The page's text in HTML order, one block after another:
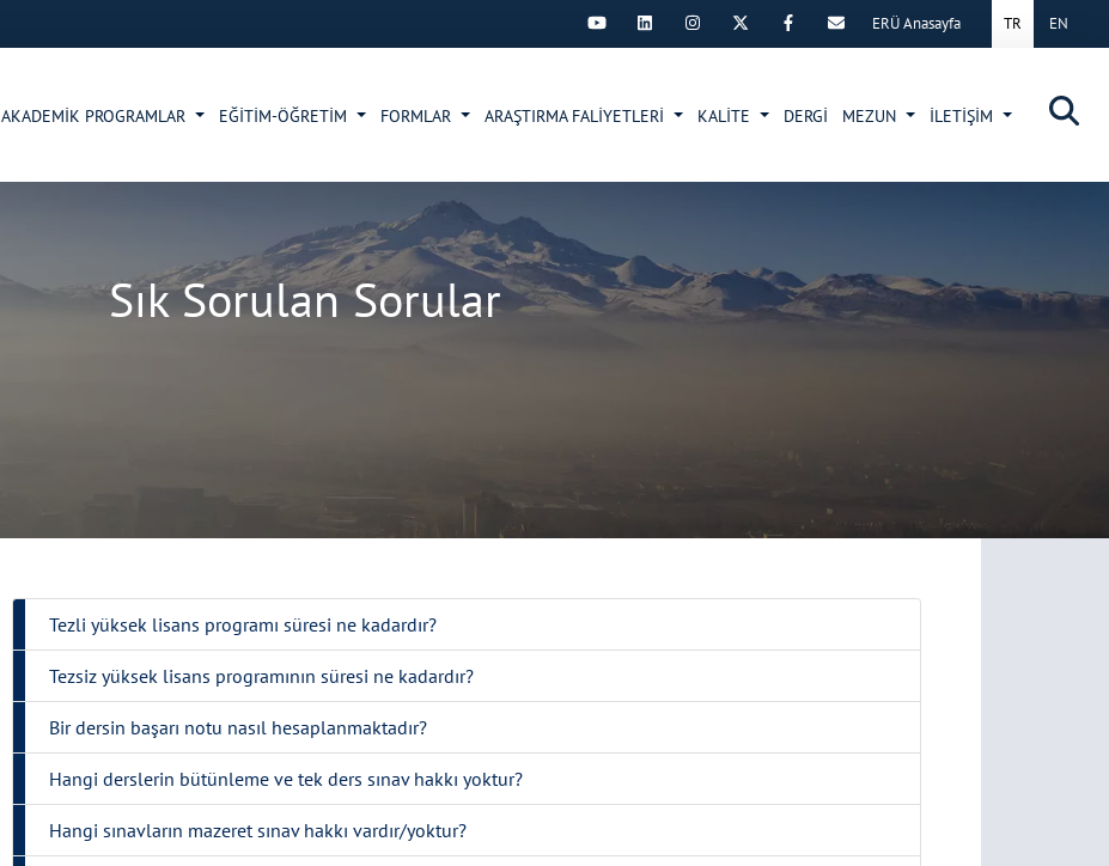
×
TR EN
ERÜ Anasayfa
AKADEMİK PROGRAMLAR EĞİTİM-ÖĞRETİM FORMLAR ARAŞTIRMA FALİYETLERİ KALİTE DERGİ MEZUN İLETİŞİM
Sık Sorulan Sorular
Tezli yüksek lisans programı süresi ne kadardır?
Tezsiz yüksek lisans programının süresi ne kadardır?
Bir dersin başarı notu nasıl hesaplanmaktadır?
Hangi derslerin bütünleme ve tek ders sınav hakkı yoktur?
Hangi sınavların mazeret sınav hakkı vardır/yoktur?